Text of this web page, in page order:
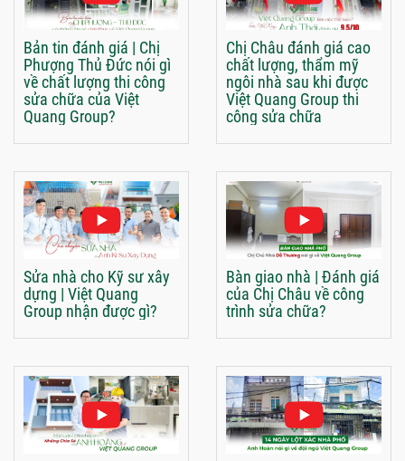
Bản tin đánh giá | Chị
Phượng Thủ Đức nói gì
về chất lượng thi công
sửa chữa của Việt
Quang Group?
Chị Châu đánh giá cao
chất lượng, thẩm mỹ
ngôi nhà sau khi được
Việt Quang Group thi
công sửa chữa
Sửa nhà cho Kỹ sư xây
dựng | Việt Quang
Group nhận được gì?
Bàn giao nhà | Đánh giá
của Chị Châu về công
trình sửa chữa?